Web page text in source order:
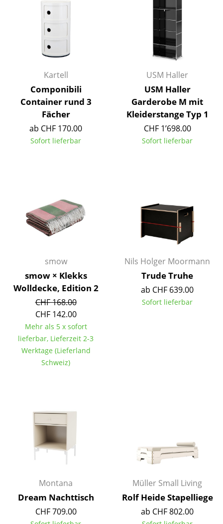
Nachttische & Bettzubehör
... alle Betten
Accessoires
Uhren
Spiegel
Figuren & Miniaturen
Vasen
Decken
Kissen
... alle Accessoires
Räume
Zuhause
Wohnzimmer
Kinderzimmer
Arbeitszimmer
Stauraum
Balkon & Garten
Kartell
Componibili
Container rund 3
Fächer
ab CHF 170.00
Sofort lieferbar
USM Haller
USM Haller
Garderobe M mit
Kleiderstange Typ 1
CHF 1’698.00
Sofort lieferbar
smow
smow × Klekks
Wolldecke, Edition 2
CHF 168.00
CHF 142.00
Mehr als 5 x sofort
lieferbar, Lieferzeit 2-3
Werktage (Lieferland
Schweiz)
Nils Holger Moormann
Trude Truhe
ab CHF 639.00
Sofort lieferbar
Montana
Dream Nachttisch
CHF 709.00
Müller Small Living
Rolf Heide Stapelliege
ab CHF 802.00